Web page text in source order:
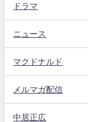
ドラマ
ニュース
マクドナルド
メルマガ配信
中居正広